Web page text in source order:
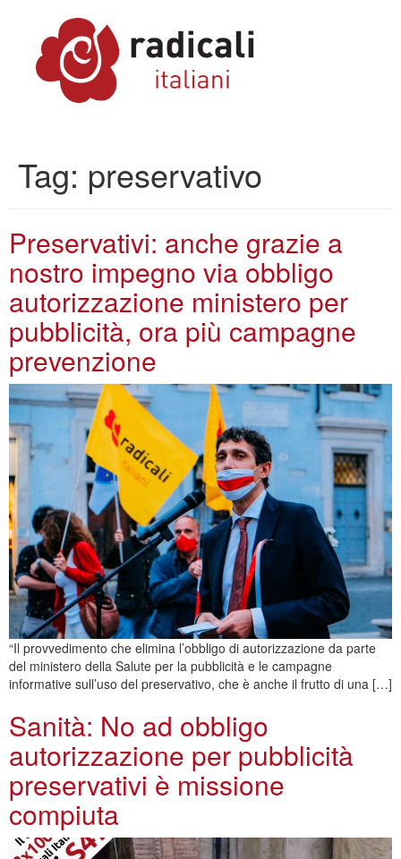
Tag: preservativo
Preservativi: anche grazie a
nostro impegno via obbligo
autorizzazione ministero per
pubblicità, ora più campagne
prevenzione
“Il provvedimento che elimina l’obbligo di autorizzazione da parte
del ministero della Salute per la pubblicità e le campagne
informative sull’uso del preservativo, che è anche il frutto di una […]
Sanità: No ad obbligo
autorizzazione per pubblicità
preservativi è missione
compiuta